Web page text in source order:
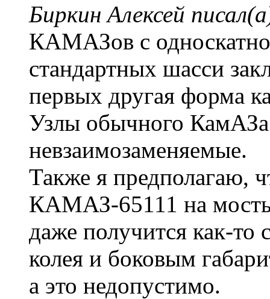
Биркин Алексей
КАМАЗов с
стандартных шасси
первых другая форма
Узлы обычного КамАЗа
невзаимозаменяемые.
Также я предполагаю,
КАМАЗ-65111 на
даже получится как-то
колея и боковым
а это недопустимо.